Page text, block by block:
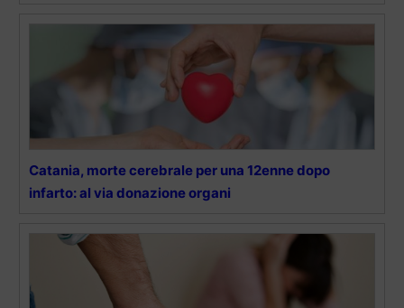
Catania, morte cerebrale per una 12enne dopo
infarto: al via donazione organi